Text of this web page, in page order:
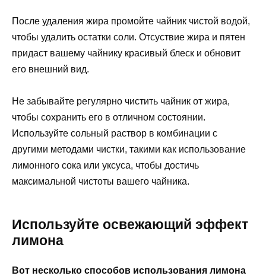
После удаления жира промойте чайник чистой водой,
чтобы удалить остатки соли. Отсуствие жира и пятен
придаст вашему чайнику красивый блеск и обновит
его внешний вид.
Не забывайте регулярно чистить чайник от жира,
чтобы сохранить его в отличном состоянии.
Используйте сольный раствор в комбинации с
другими методами чистки, такими как использование
лимонного сока или уксуса, чтобы достичь
максимальной чистоты вашего чайника.
Используйте освежающий эффект
лимона
Вот несколько способов использования лимона